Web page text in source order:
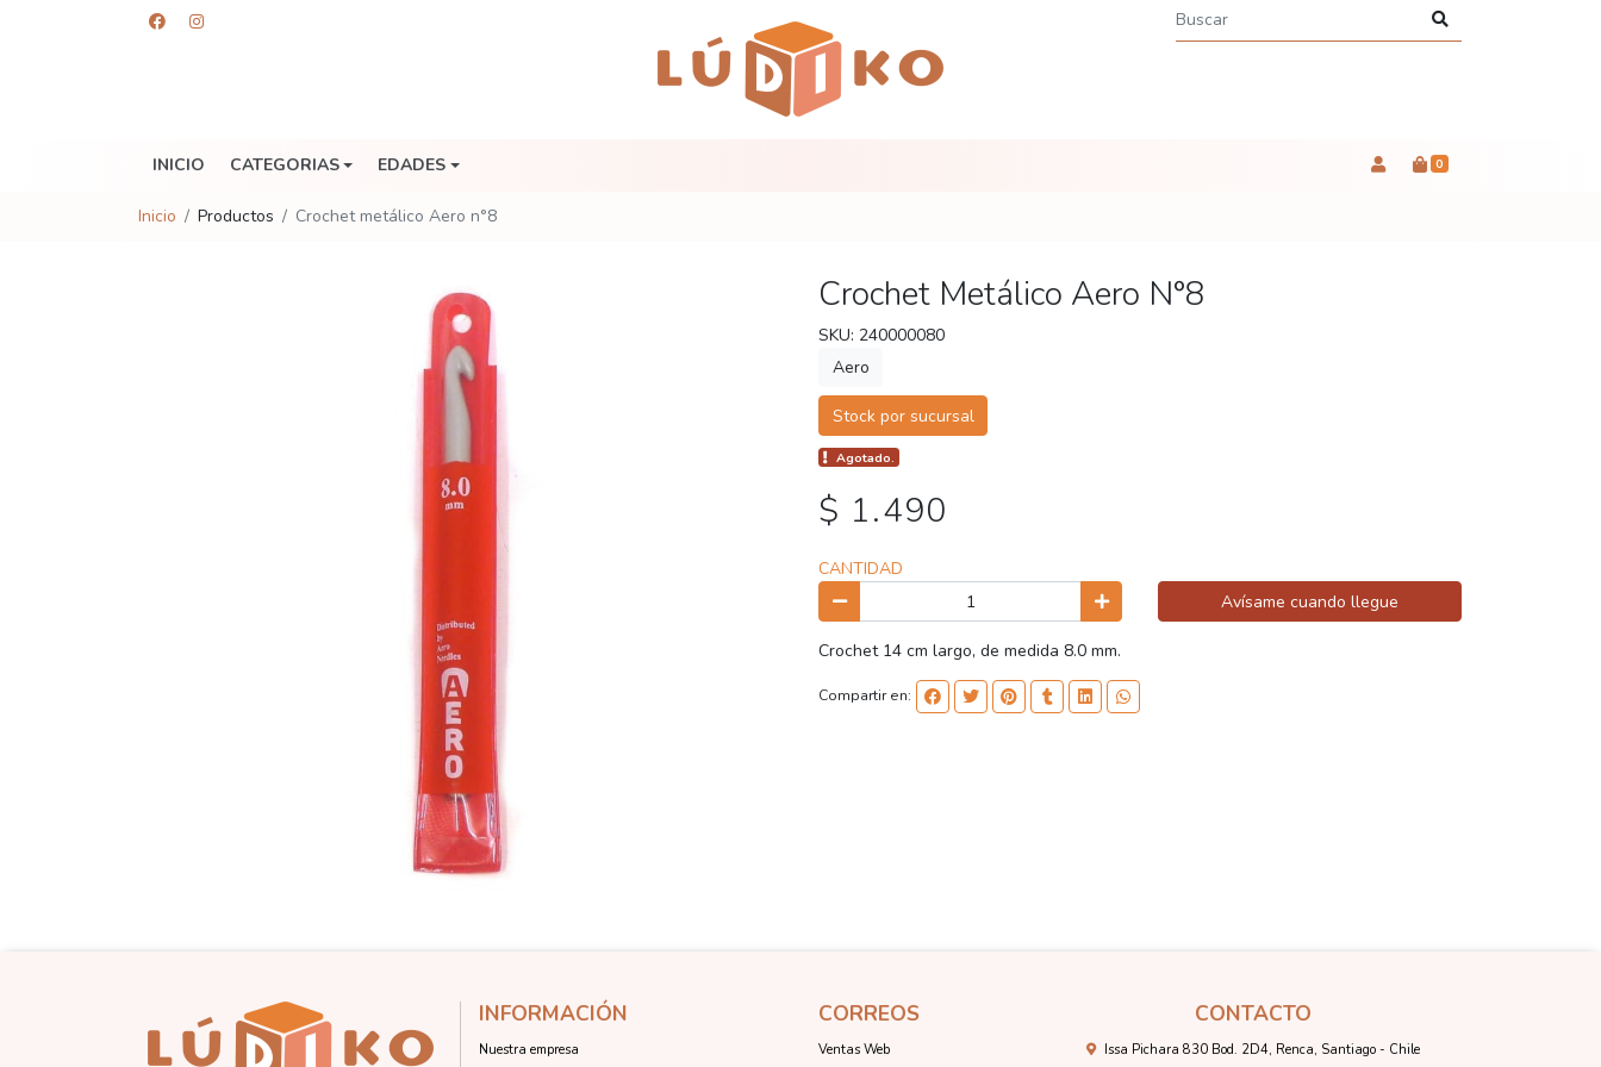
INICIO CATEGORIAS EDADES 0
Inicio Productos Crochet metálico Aero n°8
Crochet Metálico Aero N°8
SKU: 240000080
Aero
Stock por sucursal
Agotado.
$ 1.490
CANTIDAD
Avísame cuando llegue
Crochet 14 cm largo, de medida 8.0 mm.
Compartir en:
INFORMACIÓN
Nuestra empresa
CORREOS
Ventas Web
CONTACTO
Issa Pichara 830 Bod. 2D4, Renca, Santiago - Chile